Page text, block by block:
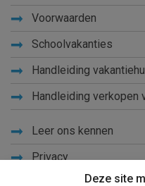
Deze site
Voorwaarden
Schoolvakanties
Handleiding
Handleiding verkopen
Leer ons kennen
Privacy